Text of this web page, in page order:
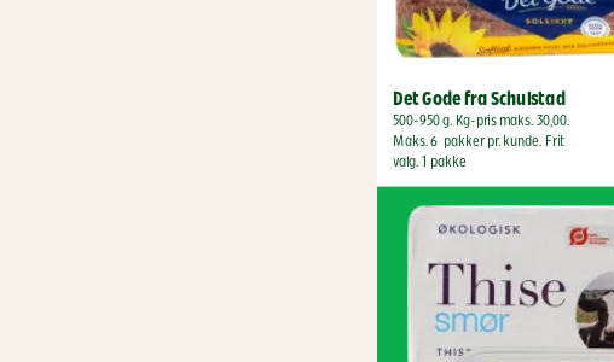
Det Gode fra Schulstad
500-950 g. Kg-pris maks. 30,00.
Maks. 6  pakker pr. kunde. Frit
valg. 1 pakke